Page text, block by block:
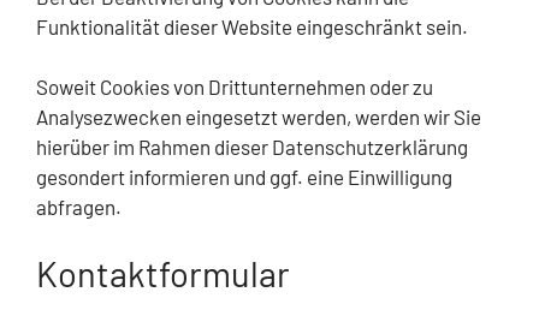
Funktionalität dieser Website eingeschränkt sein.
Soweit Cookies von Drittunternehmen oder zu
Analysezwecken eingesetzt werden, werden wir Sie
hierüber im Rahmen dieser Datenschutzerklärung
gesondert informieren und ggf. eine Einwilligung
abfragen.
Kontaktformular